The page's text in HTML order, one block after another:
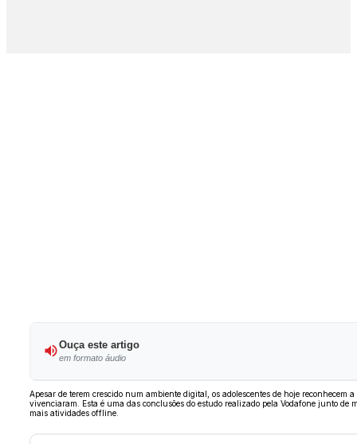
Ouça este artigo
em formato áudio
Apesar de terem crescido num ambiente digital, os adolescentes de hoje reconhecem
vivenciaram. Esta é uma das conclusões do estudo realizado pela Vodafone junto
mais atividades offline.